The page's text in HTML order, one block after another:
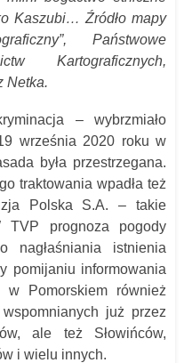
Kaszubi… Źródło mapy
Państwowe
Kartograficznych,
Netka.
– wybrzmiało
września 2020 roku w
była przestrzegana.
traktowania wpadła też
Polska S.A. – takie
TVP prognoza pogody
nagłaśniania istnienia
pomijaniu informowania
Pomorskiem również
już przez
ale też Słowińców,
i wielu innych.